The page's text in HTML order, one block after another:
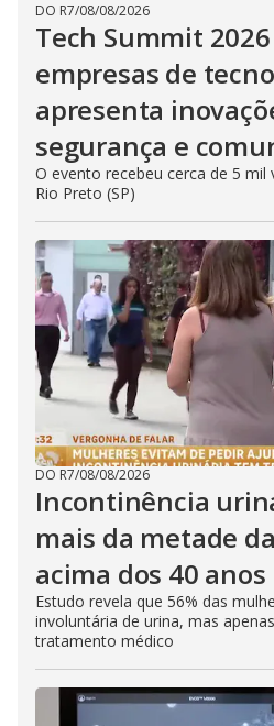
DO R7/08/08/2026
Tech Summit
empresas de
apresenta
segurança e
O evento recebeu cerca de 5 mil
Rio Preto (SP)
DO R7/08/08/2026
Incontinência
mais da metade
acima dos 40 anos
Estudo revela que 56% das
involuntária de urina, mas
tratamento médico